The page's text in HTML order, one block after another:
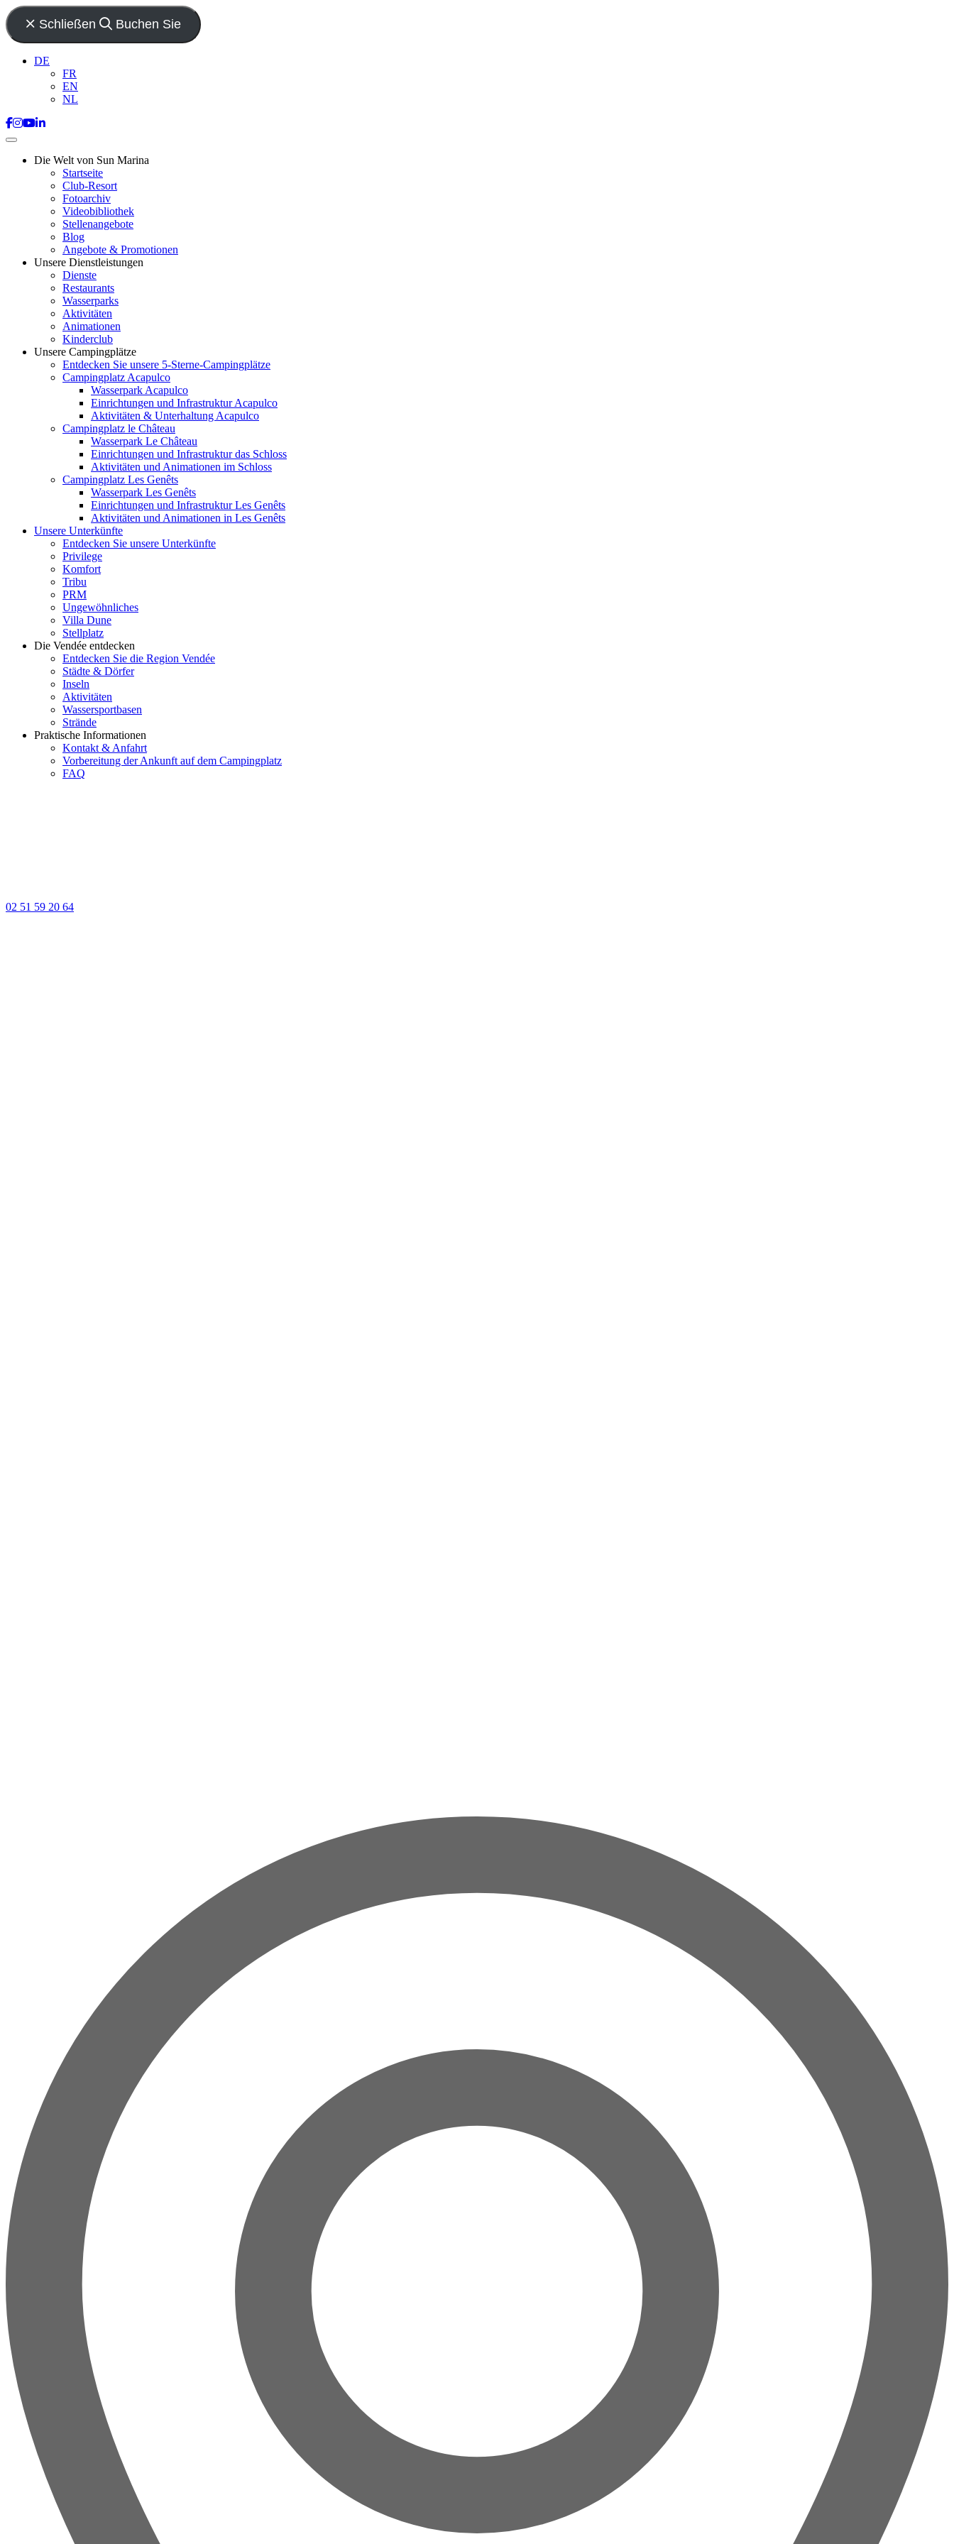
Schließen Buchen Sie
DE
FR
EN
NL
Die Welt von Sun Marina
Startseite
Club-Resort
Fotoarchiv
Videobibliothek
Stellenangebote
Blog
Angebote & Promotionen
Unsere Dienstleistungen
Dienste
Restaurants
Wasserparks
Aktivitäten
Animationen
Kinderclub
Unsere Campingplätze
Entdecken Sie unsere 5-Sterne-Campingplätze
Campingplatz Acapulco
Wasserpark Acapulco
Einrichtungen und Infrastruktur Acapulco
Aktivitäten & Unterhaltung Acapulco
Campingplatz le Château
Wasserpark Le Château
Einrichtungen und Infrastruktur das Schloss
Aktivitäten und Animationen im Schloss
Campingplatz Les Genêts
Wasserpark Les Genêts
Einrichtungen und Infrastruktur Les Genêts
Aktivitäten und Animationen in Les Genêts
Unsere Unterkünfte
Entdecken Sie unsere Unterkünfte
Privilege
Komfort
Tribu
PRM
Ungewöhnliches
Villa Dune
Stellplatz
Die Vendée entdecken
Entdecken Sie die Region Vendée
Städte & Dörfer
Inseln
Aktivitäten
Wassersportbasen
Strände
Praktische Informationen
Kontakt & Anfahrt
Vorbereitung der Ankunft auf dem Campingplatz
FAQ
02 51 59 20 64